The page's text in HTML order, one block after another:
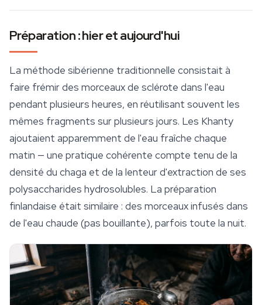
Préparation : hier et aujourd'hui
La méthode sibérienne traditionnelle consistait à
faire frémir des morceaux de sclérote dans l'eau
pendant plusieurs heures, en réutilisant souvent les
mêmes fragments sur plusieurs jours. Les Khanty
ajoutaient apparemment de l'eau fraîche chaque
matin — une pratique cohérente compte tenu de la
densité du chaga et de la lenteur d'extraction de ses
polysaccharides hydrosolubles. La préparation
finlandaise était similaire : des morceaux infusés dans
de l'eau chaude (pas bouillante), parfois toute la nuit.